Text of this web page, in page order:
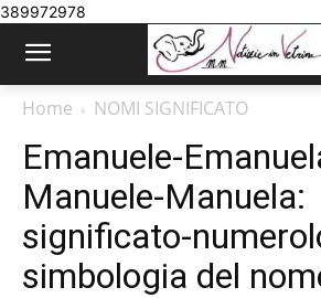
389972978
Home NOMI SIGNIFICATO
Emanuele-
Manuele-Manuela:
significato-
simbologia del